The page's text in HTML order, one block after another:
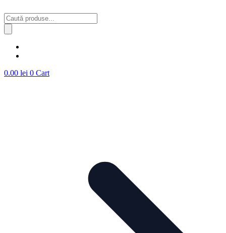
la
conținut
Products
search
0.00 lei 0 Cart